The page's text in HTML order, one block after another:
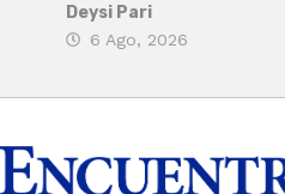
Deysi Pari
6 Ago, 2026